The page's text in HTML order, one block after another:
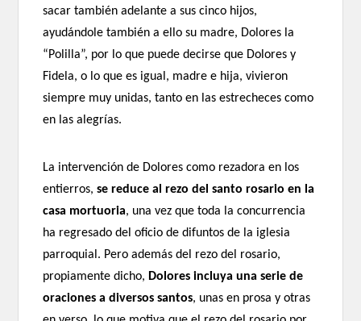
sacar también adelante a sus cinco hijos,
ayudándole también a ello su madre, Dolores la
“Polilla”, por lo que puede decirse que Dolores y
Fidela, o lo que es igual, madre e hija, vivieron
siempre muy unidas, tanto en las estrecheces como
en las alegrías.
La intervención de Dolores como rezadora en los
entierros,se reduce al rezo del santo rosario en la
casa mortuoria, una vez que toda la concurrencia
ha regresado del oficio de difuntos de la iglesia
parroquial. Pero además del rezo del rosario,
propiamente dicho, Dolores incluya una serie de
oraciones a diversos santos, unas en prosa y otras